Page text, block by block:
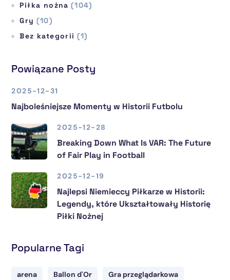
Piłka nożna (104)
Gry (10)
Bez kategorii (1)
Powiązane Posty
2025-12-31
Najboleśniejsze Momenty w Historii Futbolu
2025-12-28
Breaking Down What Is VAR: The Future
of Fair Play in Football
2025-12-19
Najlepsi Niemieccy Piłkarze w Historii:
Legendy, które Ukształtowały Historię
Piłki Nożnej
Popularne Tagi
arena Ballon d'Or Gra przeglądarkowa